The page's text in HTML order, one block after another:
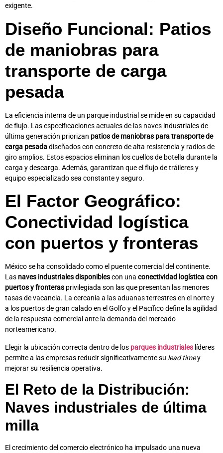
exigente.
Diseño Funcional: Patios
de maniobras para
transporte de carga
pesada
La eficiencia interna de un parque industrial se mide en su capacidad
de flujo. Las especificaciones actuales de las naves industrialesde
última generación priorizan patios de maniobras para transporte de
carga pesadadiseñados con concreto de alta resistencia y radios de
giro amplios. Estos espacios eliminan los cuellos de botella durante la
carga y descarga. Además, garantizan que el flujo de tráileres y
equipo especializado sea constante y seguro.
El Factor Geográfico:
Conectividad logística
con puertos y fronteras
México se ha consolidado como el puente comercial del continente.
Las naves industriales disponiblescon una conectividad logística con
puertos y fronteras privilegiada son las que presentan las menores
tasas de vacancia. La cercanía a las aduanas terrestres en el norte y
a los puertos de gran calado en el Golfo y el Pacífico define la agilidad
de la respuesta comercial ante la demanda del mercado
norteamericano.
Elegir la ubicación correcta dentro de los parques industriales líderes
permite a las empresas reducir significativamente su lead timey
mejorar su resiliencia operativa.
El Reto de la Distribución:
Naves industriales de última
milla
El crecimiento del comercio electrónico ha impulsado una nueva